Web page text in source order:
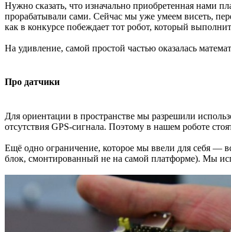
Нужно сказать, что изначально приобретенная нами
прорабатывали сами. Сейчас мы уже умеем висеть,
как в конкурсе побеждает тот робот, который
На удивление, самой простой частью оказалась
Про датчики
Для ориентации в пространстве мы разрешили
отсутствия GPS-сигнала. Поэтому в нашем роботе
Ещё одно ограничение, которое мы ввели для себя —
блок, смонтированный не на самой платформе). Мы